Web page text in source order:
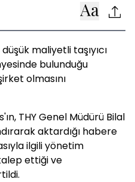
maliyetli taşıyıcı
bulunduğu
olmasını
THY Genel Müdürü Bilal
aktardığı habere
ilgili yönetim
ettiği ve